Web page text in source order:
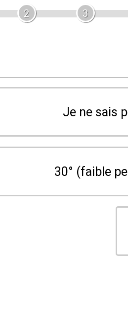
2 3
Je ne sais
30° (faible